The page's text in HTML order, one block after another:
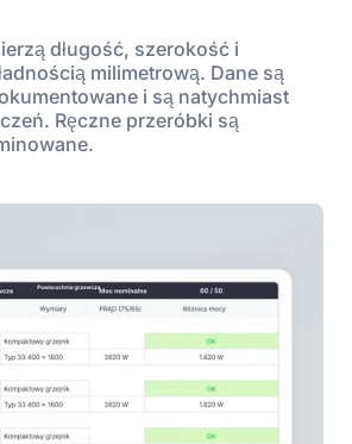
długość, szerokość i
milimetrową. Dane są
i są natychmiast
Ręczne przeróbki są